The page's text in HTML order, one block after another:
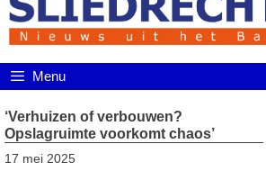
Menu
‘Verhuizen of verbouwen?
Opslagruimte voorkomt chaos’
17 mei 2025